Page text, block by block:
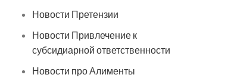
Новости Претензии
Новости Привлечение к
субсидиарной ответственности
Новости про Алименты